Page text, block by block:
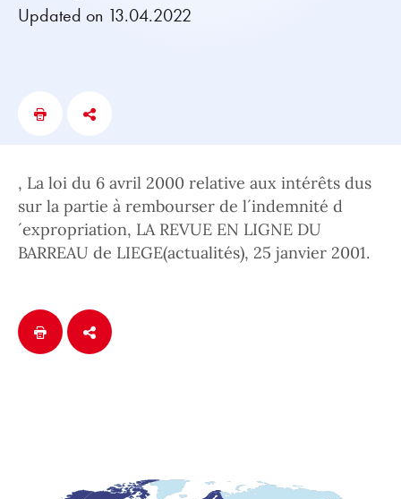
Updated on 13.04.2022
, La loi du 6 avril 2000 relative aux intérêts dus
sur la partie à rembourser de l´indemnité d
´expropriation, LA REVUE EN LIGNE DU
BARREAU de LIEGE(actualités), 25 janvier 2001.